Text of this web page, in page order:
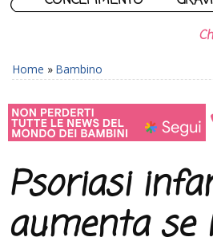
Home » Bambino
Psoriasi
aumenta